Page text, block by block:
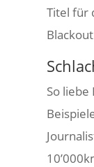
Titel für
So liebe